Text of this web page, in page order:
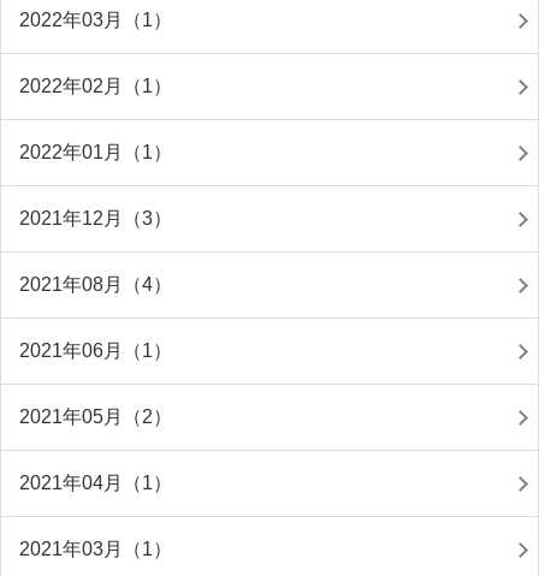
2022年03月（1）
2022年02月（1）
2022年01月（1）
2021年12月（3）
2021年08月（4）
2021年06月（1）
2021年05月（2）
2021年04月（1）
2021年03月（1）